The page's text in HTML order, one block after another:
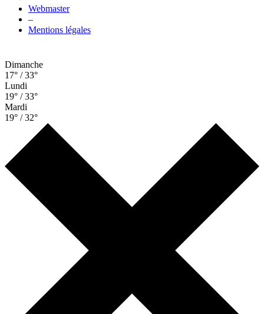
Webmaster
–
Mentions légales
Dimanche
17° / 33°
Lundi
19° / 33°
Mardi
19° / 32°